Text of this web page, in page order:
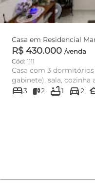
Casa em Residencial
R$ 430.000 /venda
Cód: 1111
Casa com 3
gabinete), sala,
planejados, banheiro
bed3 2 bathtub1 directions_car2